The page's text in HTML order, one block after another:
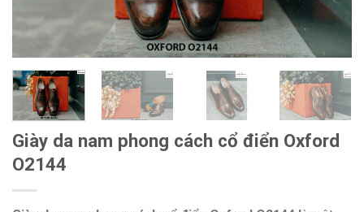
Giày da nam phong cách cổ điển Oxford
O2144